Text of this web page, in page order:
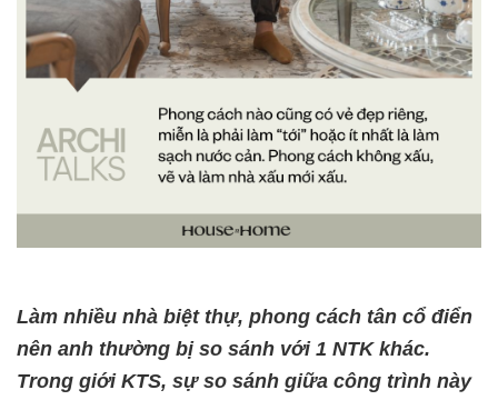
Làm nhiều nhà biệt thự, phong cách tân cổ điển
nên anh thường bị so sánh với 1 NTK khác.
Trong giới KTS, sự so sánh giữa công trình này